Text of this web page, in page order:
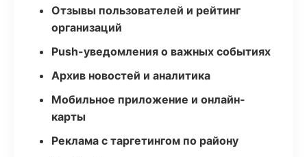
Отзывы пользователей и рейтинг
организаций
Push-уведомления о важных событиях
Архив новостей и аналитика
Мобильное приложение и онлайн-
карты
Реклама с таргетингом по району